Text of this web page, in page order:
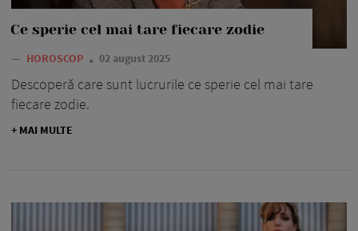
Ce sperie cel mai tare fiecare zodie
— HOROSCOP 02 august 2025
Descoperă care sunt lucrurile ce sperie cel mai tare
fiecare zodie.
+ MAI MULTE